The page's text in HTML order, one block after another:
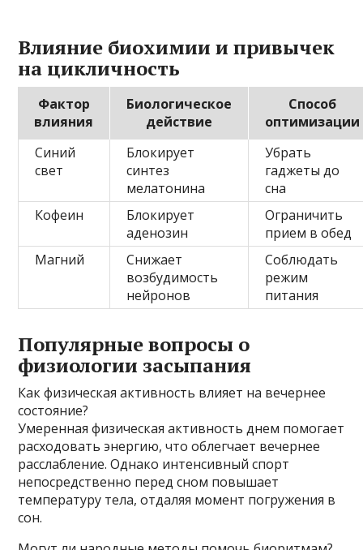
Влияние биохимии и привычек
на цикличность
Фактор
влияния
Биологическое
действие
Способ
оптимизации
Синий
свет
Блокирует
синтез
мелатонина
Убрать
гаджеты до
сна
Кофеин
Блокирует
аденозин
Ограничить
прием в обед
Магний
Снижает
возбудимость
нейронов
Соблюдать
режим
питания
Популярные вопросы о
физиологии засыпания
Как физическая активность влияет на вечернее
состояние?
Умеренная физическая активность днем помогает
расходовать энергию, что облегчает вечернее
расслабление. Однако интенсивный спорт
непосредственно перед сном повышает
температуру тела, отдаляя момент погружения в
сон.